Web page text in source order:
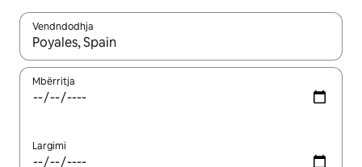
Vendndodhja
Kur rezultatet të jenë të disponueshme, lëviz me butonat e
Mbërritja
Largimi